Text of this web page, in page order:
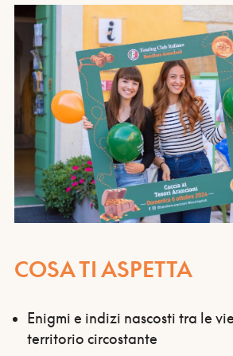
COSA TI ASPETTA
Enigmi e indizi nascosti tra le
territorio circostante